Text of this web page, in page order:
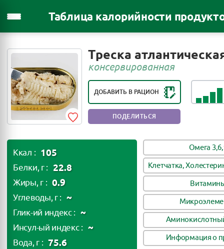
Таблица калорийности
Треска
консервированная
ДОБАВИТЬ В РАЦИОН
ОЧЕНЬ ПОЛЕЗНЫЙ ПРОДУКТ
ПОДЕЛИТЬСЯ
Ккал : 105
Белки, г : 22.8
Жиры, г : 0.9
Углеводы, г : ~
Глик-ий индекс : ~
Инсул-ый индекс : ~
Вода, г : 75.6
Омега
Клетчатка,
Информация о